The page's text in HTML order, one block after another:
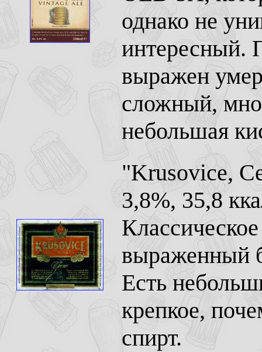
однако не
интересный.
выражен
сложный,
небольшая
"Krusovice,
3,8%, 35,8
выраженный
Есть
крепкое,
спирт.